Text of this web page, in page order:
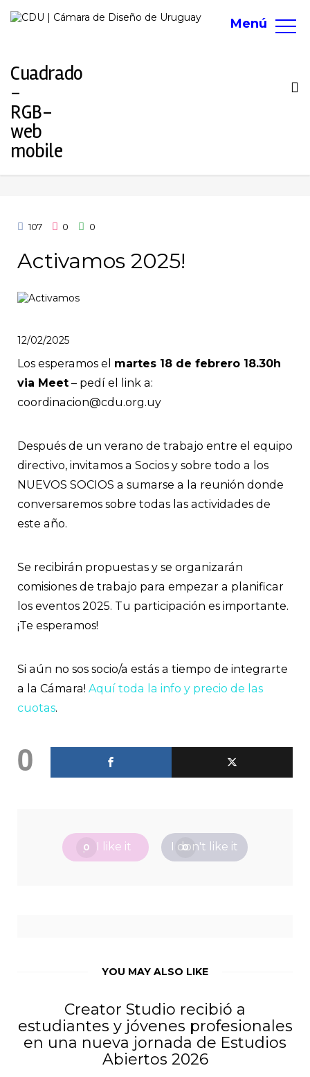
107 0 0
Activamos 2025!
12/02/2025
Los esperamos el martes 18 de febrero 18.30h
via Meet – pedí el link a:
coordinacion@cdu.org.uy
Después de un verano de trabajo entre el equipo
directivo, invitamos a Socios y sobre todo a los
NUEVOS SOCIOS a sumarse a la reunión donde
conversaremos sobre todas las actividades de
este año.
Se recibirán propuestas y se organizarán
comisiones de trabajo para empezar a planificar
los eventos 2025. Tu participación es importante.
¡Te esperamos!
Si aún no sos socio/a estás a tiempo de integrarte
a la Cámara! Aquí toda la info y precio de las
cuotas.
0
0 I like it 0
I don't like it
YOU MAY ALSO LIKE
Creator Studio recibió a
estudiantes y jóvenes profesionales
en una nueva jornada de Estudios
Abiertos 2026
Menú